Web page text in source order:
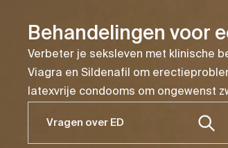
Behandelingen voor
Verbeter je seksleven met klinische
Viagra en Sildenafil om
latexvrije condooms om ongewenst
Vragen over ED